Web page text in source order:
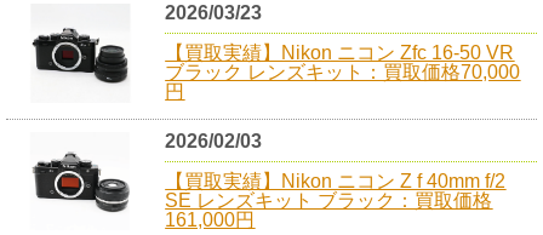
2026/03/23
【買取実績】Nikon ニコン Zfc 16-50 VR
ブラック レンズキット：買取価格70,000
円
2026/02/03
【買取実績】Nikon ニコン Z f 40mm f/2
SE レンズキット ブラック：買取価格
161,000円